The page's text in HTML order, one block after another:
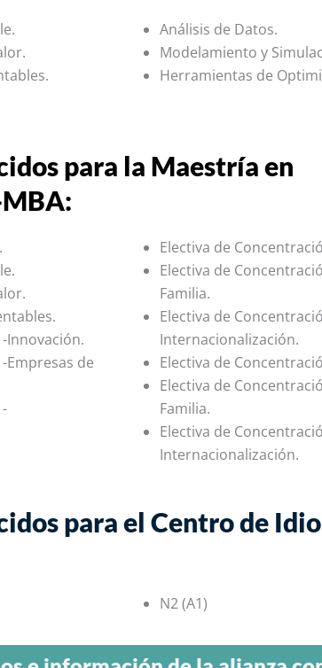
Análisis de Datos.
Modelamiento y
Herramientas de
para la Maestría en
Innovación.
Empresas de
Electiva de
Electiva de
Familia.
Electiva de
Internacionalización.
Electiva de
Electiva de
Familia.
Electiva de
Internacionalización.
para el Centro de
N2 (A1)